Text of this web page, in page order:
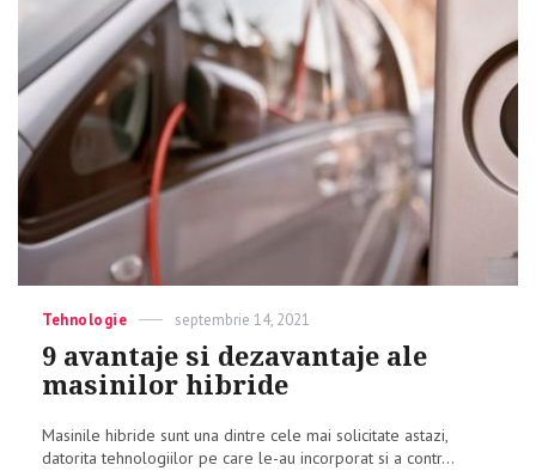
Categories
Tehnologie
Posted
septembrie 14, 2021
9 avantaje si dezavantaje ale
masinilor hibride
Masinile hibride sunt una dintre cele mai solicitate astazi,
datorita tehnologiilor pe care le-au incorporat si a contr...